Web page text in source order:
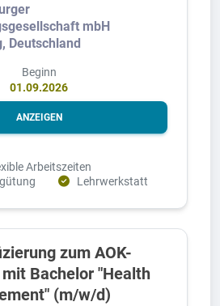
mbH
Deutschland
Beginn
01.09.2026
ANZEIGEN
Arbeitszeiten
Lehrwerkstatt
zum AOK-
Bachelor "Health
(m/w/d)